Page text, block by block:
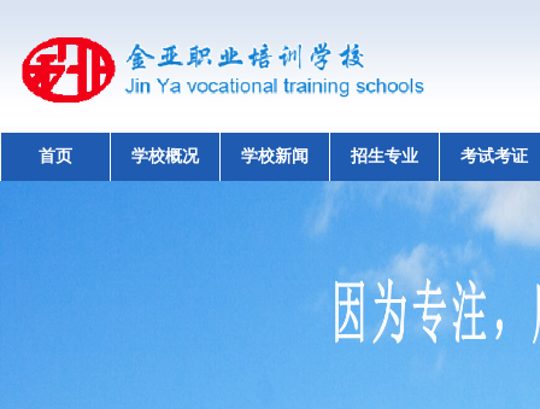
首页 学校概况 学校新闻 招生专业 考试考证